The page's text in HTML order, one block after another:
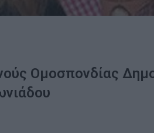
Ομοσπονδίας